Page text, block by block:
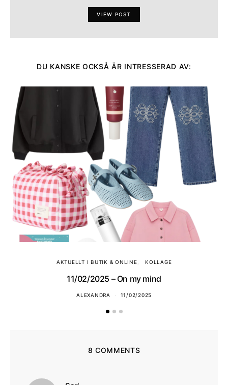
VIEW POST
DU KANSKE OCKSÅ ÄR INTRESSERAD AV:
AKTUELLT I BUTIK & ONLINE KOLLAGE
11/02/2025 – On my mind
ALEXANDRA 11/02/2025
8 COMMENTS